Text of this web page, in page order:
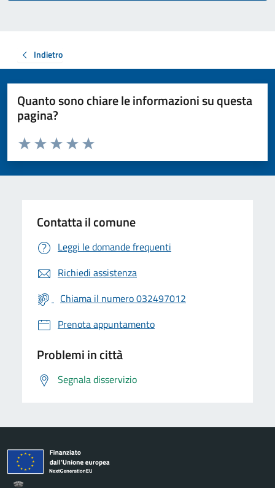
Indietro
Quanto sono chiare le informazioni su questa
pagina?
Valuta da 1 a 5 stelle la pagina
Valuta 5 stelle su 5
Valuta 4 stelle su 5
Valuta 3 stelle su 5
Valuta 2 stelle su 5
Valuta 1 stelle su 5
Contatta il comune
Leggi le domande frequenti
Richiedi assistenza
Chiama il numero 032497012
Prenota appuntamento
Problemi in città
Segnala disservizio